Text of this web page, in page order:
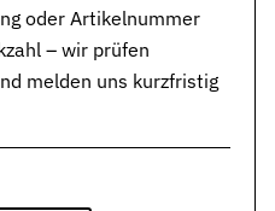
oder Artikelnummer
– wir prüfen
melden uns kurzfristig